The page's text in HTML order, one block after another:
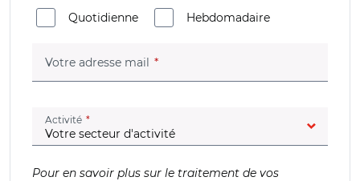
Quotidienne
Hebdomadaire
Votre adresse mail (champ obligatoire)
Activité (champ obligatoire)
Pour en savoir plus sur le traitement de vos